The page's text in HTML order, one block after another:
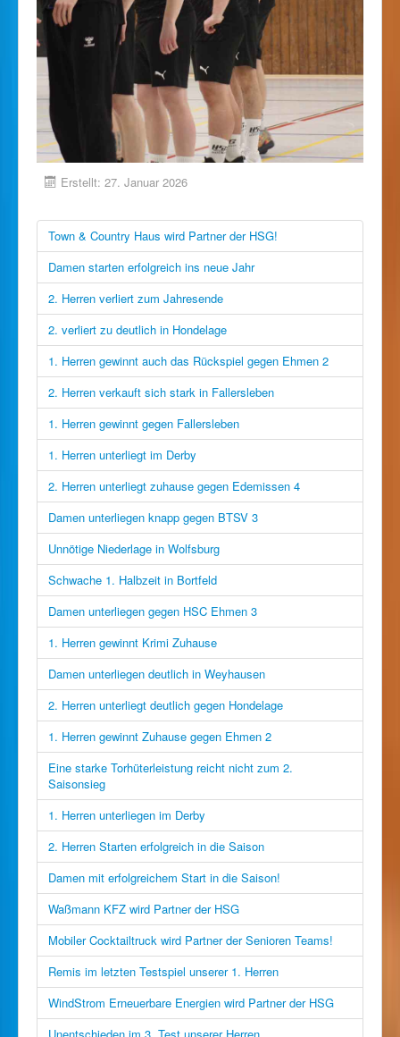
Erstellt: 27. Januar 2026
Town & Country Haus wird Partner der HSG!
Damen starten erfolgreich ins neue Jahr
2. Herren verliert zum Jahresende
2. verliert zu deutlich in Hondelage
1. Herren gewinnt auch das Rückspiel gegen Ehmen 2
2. Herren verkauft sich stark in Fallersleben
1. Herren gewinnt gegen Fallersleben
1. Herren unterliegt im Derby
2. Herren unterliegt zuhause gegen Edemissen 4
Damen unterliegen knapp gegen BTSV 3
Unnötige Niederlage in Wolfsburg
Schwache 1. Halbzeit in Bortfeld
Damen unterliegen gegen HSC Ehmen 3
1. Herren gewinnt Krimi Zuhause
Damen unterliegen deutlich in Weyhausen
2. Herren unterliegt deutlich gegen Hondelage
1. Herren gewinnt Zuhause gegen Ehmen 2
Eine starke Torhüterleistung reicht nicht zum 2.
Saisonsieg
1. Herren unterliegen im Derby
2. Herren Starten erfolgreich in die Saison
Damen mit erfolgreichem Start in die Saison!
Waßmann KFZ wird Partner der HSG
Mobiler Cocktailtruck wird Partner der Senioren Teams!
Remis im letzten Testspiel unserer 1. Herren
WindStrom Erneuerbare Energien wird Partner der HSG